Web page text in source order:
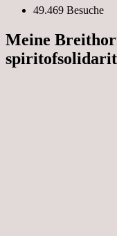
49.469 Besuche
Meine